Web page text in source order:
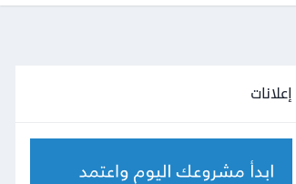
إعلانات